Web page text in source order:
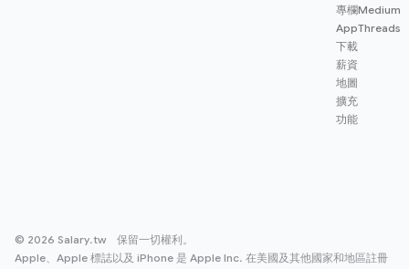
專欄
App
下載
薪資
地圖
擴充
功能
Medium
Threads
© 2026 Salary.tw 保留一切權利。
Apple、Apple 標誌以及 iPhone 是 Apple Inc. 在美國及其他國家和地區註冊